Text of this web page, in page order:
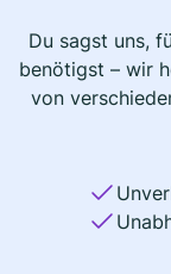
Du sagst uns,
benötigst – wir
von